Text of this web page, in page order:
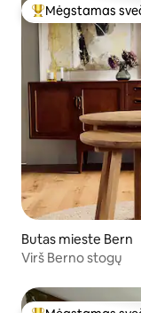
Svečių
Mėgstamas
Butas mieste Bern
Virš Berno stogų